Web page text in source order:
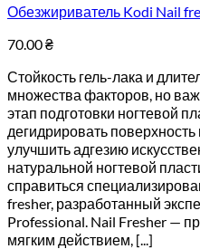
Обезжириватель Kodi Nail
70.00₴
Стойкость гель-лака и
множества факторов, но
этап подготовки ногтевой
дегидрировать поверхность
улучшить адгезию
натуральной ногтевой
справиться
fresher, разработанный
Professional. Nail Fresher —
мягким действием, [...]